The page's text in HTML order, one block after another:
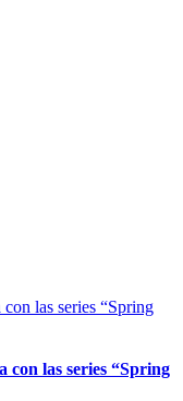
con las series “Spring